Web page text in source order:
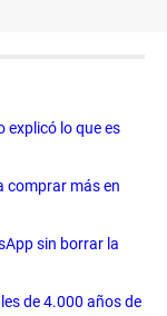
explicó lo que es
comprar más en
sin borrar la
de 4.000 años de